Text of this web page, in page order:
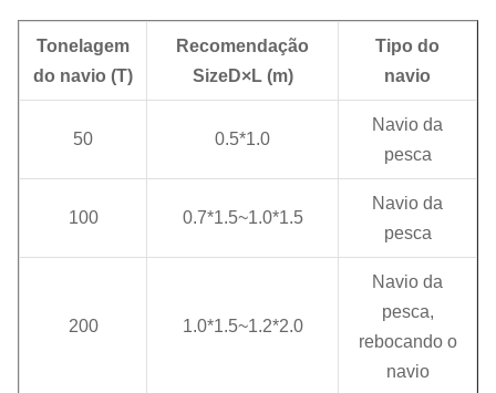
Tonelagem
do navio (T)
Recomendação
SizeD×L (m)
Tipo do
navio
50 0.5*1.0
Navio da
pesca
100 0.7*1.5~1.0*1.5
Navio da
pesca
200 1.0*1.5~1.2*2.0
Navio da
pesca,
rebocando o
navio